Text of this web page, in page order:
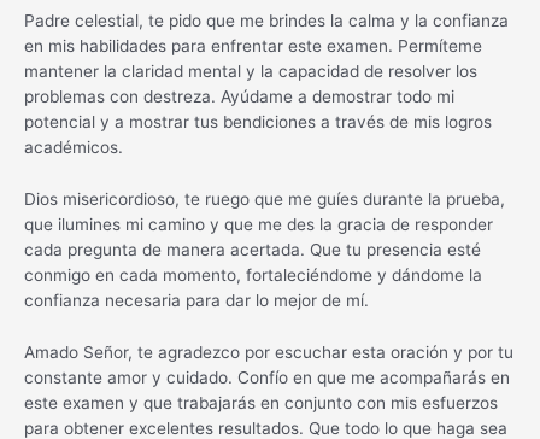
Padre celestial, te pido que me brindes la calma y la confianza
en mis habilidades para enfrentar este examen. Permíteme
mantener la claridad mental y la capacidad de resolver los
problemas con destreza. Ayúdame a demostrar todo mi
potencial y a mostrar tus bendiciones a través de mis logros
académicos.
Dios misericordioso, te ruego que me guíes durante la prueba,
que ilumines mi camino y que me des la gracia de responder
cada pregunta de manera acertada. Que tu presencia esté
conmigo en cada momento, fortaleciéndome y dándome la
confianza necesaria para dar lo mejor de mí.
Amado Señor, te agradezco por escuchar esta oración y por tu
constante amor y cuidado. Confío en que me acompañarás en
este examen y que trabajarás en conjunto con mis esfuerzos
para obtener excelentes resultados. Que todo lo que haga sea